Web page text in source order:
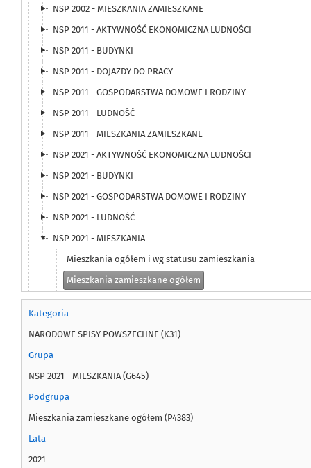
NSP 2002 - MIESZKANIA ZAMIESZKANE
NSP 2011 - AKTYWNOŚĆ EKONOMICZNA LUDNOŚCI
NSP 2011 - BUDYNKI
NSP 2011 - DOJAZDY DO PRACY
NSP 2011 - GOSPODARSTWA DOMOWE I RODZINY
NSP 2011 - LUDNOŚĆ
NSP 2011 - MIESZKANIA ZAMIESZKANE
NSP 2021 - AKTYWNOŚĆ EKONOMICZNA LUDNOŚCI
NSP 2021 - BUDYNKI
NSP 2021 - GOSPODARSTWA DOMOWE I RODZINY
NSP 2021 - LUDNOŚĆ
NSP 2021 - MIESZKANIA
Mieszkania ogółem i wg statusu zamieszkania
Mieszkania zamieszkane ogółem
Mieszkania zamieszkane ogółem według powierzchni
Mieszkania zamieszkane wg okresu budowy budynku i
Kategoria
NARODOWE SPISY POWSZECHNE (K31)
Grupa
NSP 2021 - MIESZKANIA (G645)
Podgrupa
Mieszkania zamieszkane ogółem (P4383)
Lata
2021